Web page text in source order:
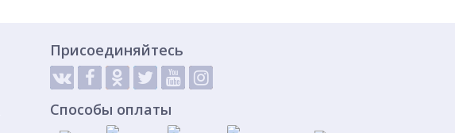
Присоединяйтесь
Способы оплаты